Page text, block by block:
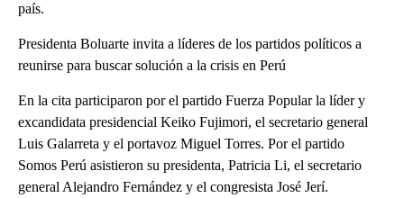
país.
Presidenta Boluarte invita a líderes de los partidos políticos a
reunirse para buscar solución a la crisis en Perú
En la cita participaron por el partido Fuerza Popular la líder y
excandidata presidencial Keiko Fujimori, el secretario general
Luis Galarreta y el portavoz Miguel Torres. Por el partido
Somos Perú asistieron su presidenta, Patricia Li, el secretario
general Alejandro Fernández y el congresista José Jerí.